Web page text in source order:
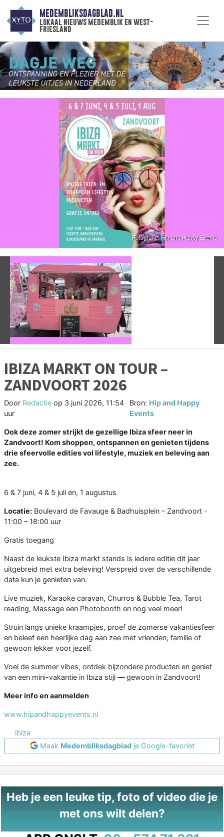
MEDEMBLIKSDAGBLAD.NL
lokaal nieuws medemblik en west-
friesland
Vorige
IBIZA MARKT ON TOUR –
ZANDVOORT 2026
Door Redactie op 3 juni 2026, 11:54
uur
Bron: Hip and Happy
Events
Ook deze zomer strijkt de gezellige Ibiza sfeer neer in
Zandvoort! Kom shoppen, ontspannen en genieten tijdens
drie sfeervolle edities vol lifestyle, muziek en beleving aan
zee.
6 & 7 juni, 4 & 5 juli en, 1 augustus
Locatie: Boulevard de Favauge & Badhuisplein – Zandvoort -
11:00 – 18:00 uur
Gratis toegang
Naast de leukste Ibiza markt stands is iedere editie dit jaar
uitgebreid met extra beleving! Verspreid over de verschillende
data kun je genieten van:
Live muziek, Karaoke caravan, Churros & Bubble Tea, Tarot
reading, Massage een Photobooth en nog veel meer!
Struin langs unieke kraampjes, proef de zomerse vakantiesfeer
en beleef een heerlijke dag aan zee met vrienden, familie of
gewoon lekker voor jezelf.
Voel de summer vibes, ontdek bijzondere producten en geniet
van een mini-vakantie in Ibiza stijl — gewoon in Zandvoort!
Meer info en aanmelden
www.hipandhappyevents.nl
ibiza
Maak Medembliksdagbladje Google-favoriet
Heb je een leuke tip, foto of video die je
met ons wilt delen?